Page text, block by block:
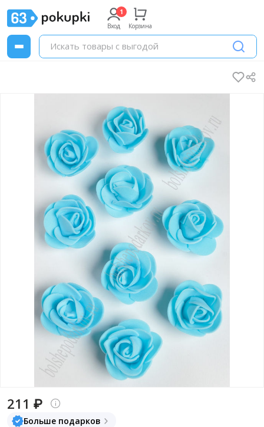
Вход Корзина
211 ₽
Больше подарков